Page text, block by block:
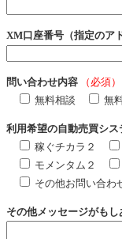
XM口座番号（指定のア
問い合わせ内容
（必須）
無料相談
無
利用希望の自動売買シス
稼ぐチカラ２
モメンタム２
その他お問い合わ
その他メッセージがもし